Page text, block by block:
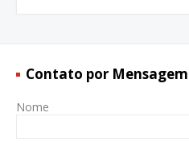
Contato por Mensagem
Nome